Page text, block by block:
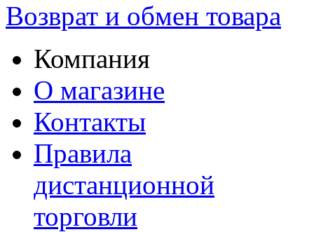
Возврат и обмен товара
Компания
О магазине
Контакты
Правила
дистанционной
торговли